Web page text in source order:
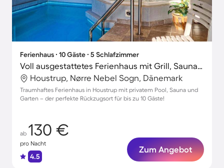
Ferienhaus ∙ 10 Gäste ∙ 5 Schlafzimmer
Voll ausgestattetes Ferienhaus mit Grill, Sauna und Whirlpool | Hunde erlaubt
Houstrup, Nørre Nebel Sogn, Dänemark
Traumhaftes Ferienhaus in Houstrup mit privatem Pool, Sauna und
Garten – der perfekte Rückzugsort für bis zu 10 Gäste!
ab 130 €
pro Nacht
4.5
Zum Angebot